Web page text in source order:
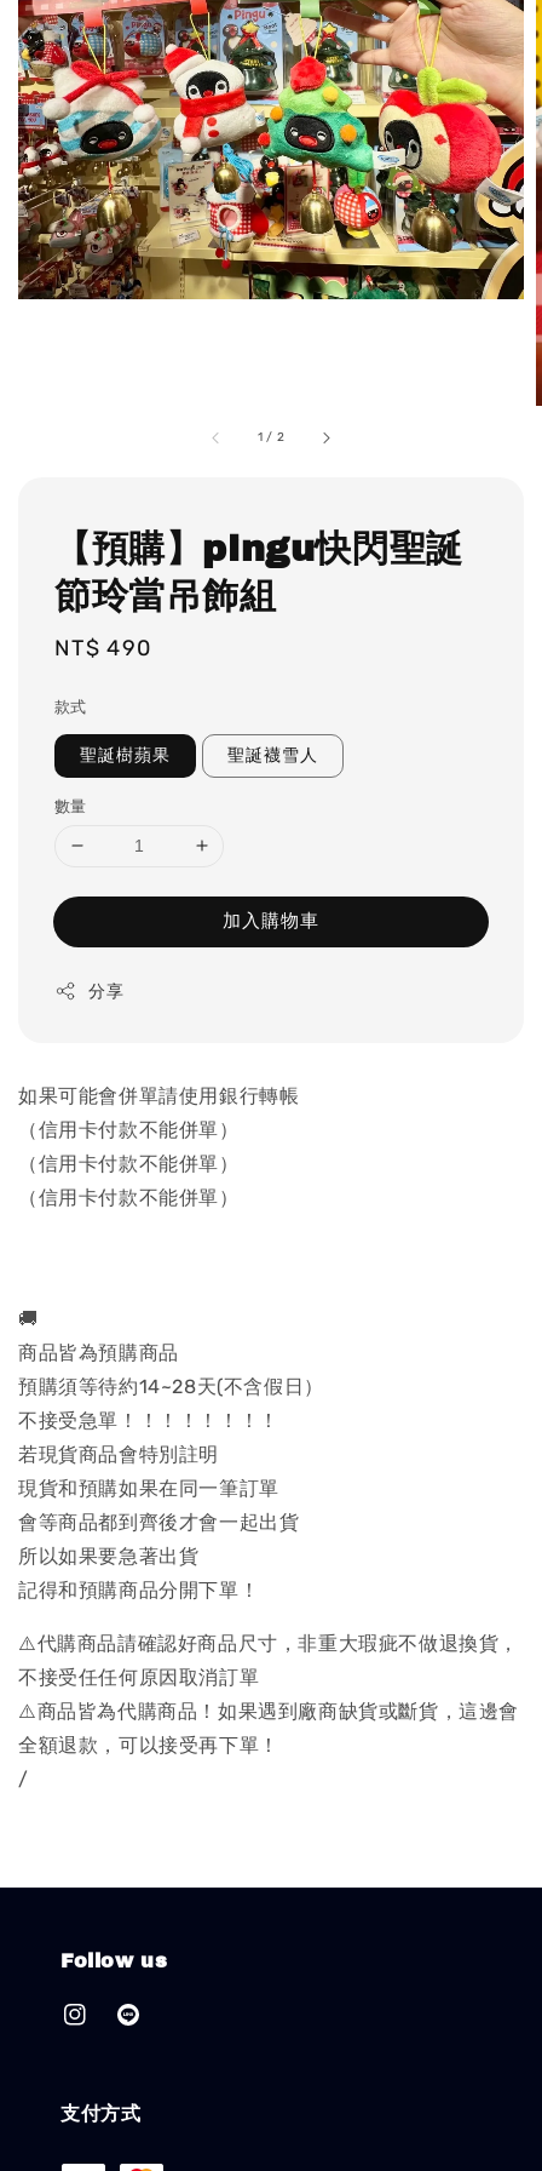
1 / 2
【預購】pingu快閃聖誕
節玲當吊飾組
Regular
NT$ 490
款式
聖誕樹蘋果 聖誕襪雪人
數量
加入購物車
分享
如果可能會併單請使用銀行轉帳
（信用卡付款不能併單）
（信用卡付款不能併單）
（信用卡付款不能併單）
🚚
商品皆為預購商品
預購須等待約14~28天(不含假日）
不接受急單！！！！！！！！
若現貨商品會特別註明
現貨和預購如果在同一筆訂單
會等商品都到齊後才會一起出貨
所以如果要急著出貨
記得和預購商品分開下單！
⚠️代購商品請確認好商品尺寸，非重大瑕疵不做退換貨，
不接受任任何原因取消訂單
⚠️商品皆為代購商品！如果遇到廠商缺貨或斷貨，這邊會
全額退款，可以接受再下單！
/
Follow us
支付方式